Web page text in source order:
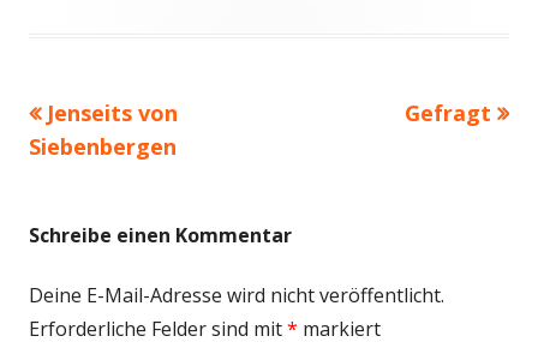
Beitragsnavigation
Vorheriger
Beitrag:
Jenseits von
Siebenbergen
Nächster
Gefragt
Schreibe einen Kommentar
Deine E-Mail-Adresse wird nicht veröffentlicht.
Erforderliche Felder sind mit* markiert